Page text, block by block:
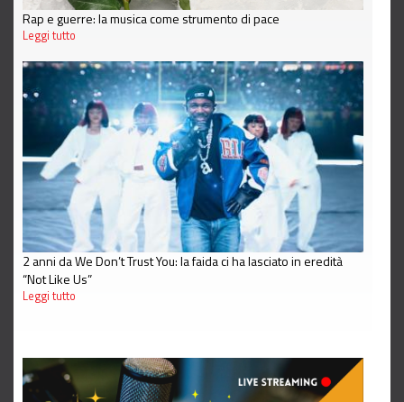
Rap e guerre: la musica come strumento di pace
Leggi tutto
2 anni da We Don’t Trust You: la faida ci ha lasciato in eredità
“Not Like Us”
Leggi tutto